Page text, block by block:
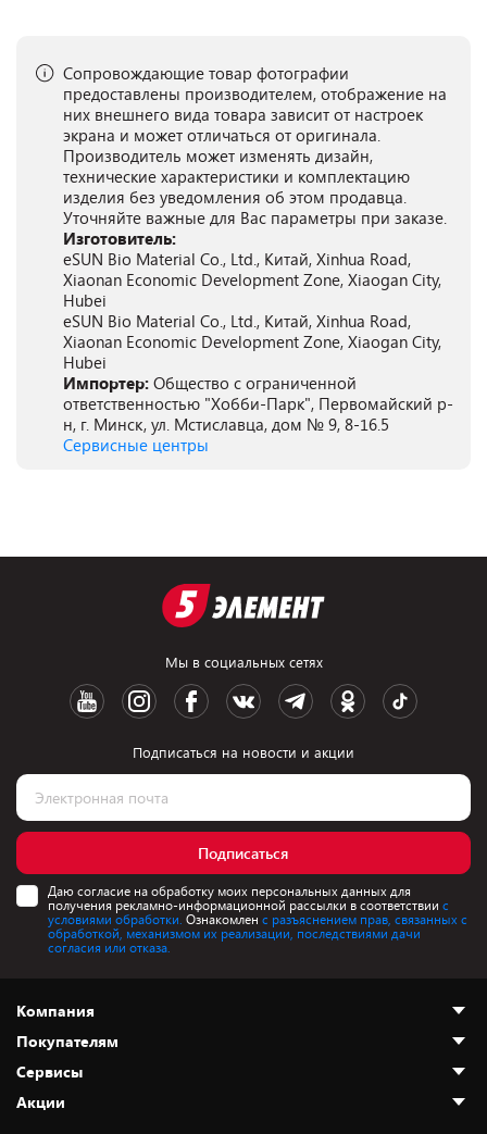
Сопровождающие товар фотографии
предоставлены производителем, отображение на
них внешнего вида товара зависит от настроек
экрана и может отличаться от оригинала.
Производитель может изменять дизайн,
технические характеристики и комплектацию
изделия без уведомления об этом продавца.
Уточняйте важные для Вас параметры при заказе.
Изготовитель:
eSUN Bio Material Co., Ltd., Китай, Xinhua Road,
Xiaonan Economic Development Zone, Xiaogan City,
Hubei
eSUN Bio Material Co., Ltd., Китай, Xinhua Road,
Xiaonan Economic Development Zone, Xiaogan City,
Hubei
Импортер: Общество с ограниченной
ответственностью "Хобби-Парк", Первомайский р-
н, г. Минск, ул. Мстиславца, дом № 9, 8-16.5
Сервисные центры
Мы в социальных сетях
Подписаться на новости и акции
Подписаться
Даю согласие на обработку моих персональных данных для
получения рекламно-информационной рассылки в соответствии с
условиями обработки. Ознакомлен с разъяснением прав, связанных с
обработкой, механизмом их реализации, последствиями дачи
согласия или отказа.
Компания
О нас
Адреса магазинов
Новости
Покупателям
Как сделать заказ
Оплата и доставка
Сервисы
Акции